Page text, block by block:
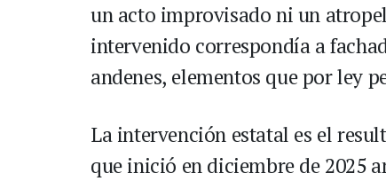
un acto improvisado ni un
intervenido correspondía a
andenes, elementos que por ley
La intervención estatal es el
que inició en diciembre de 2025